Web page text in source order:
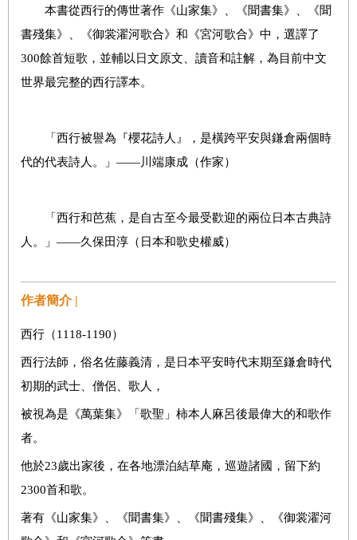
本書從西行的傳世著作《山家集》、《聞書集》、《聞
書殘集》、《御裳濯河歌合》和《宮河歌合》中，選譯了
300餘首短歌，並輔以日文原文、讀音和註解，為目前中文
世界最完整的西行譯本。
「西行被譽為『櫻花詩人』，是橫跨平安與鎌倉兩個時
代的代表詩人。」——川端康成（作家）
「西行和芭蕉，是自古至今最受歡迎的兩位日本古典詩
人。」——久保田淳（日本和歌史權威）
作者簡介 |
西行（1118-1190）
西行法師，俗名佐藤義清，是日本平安時代末期至鎌倉時代
初期的武士、僧侶、歌人，
被視為是《萬葉集》「歌聖」柿本人麻呂後最偉大的和歌作
者。
他於23歲出家後，在各地漂泊結草庵，巡遊諸國，留下約
2300首和歌。
著有《山家集》、《聞書集》、《聞書殘集》、《御裳濯河